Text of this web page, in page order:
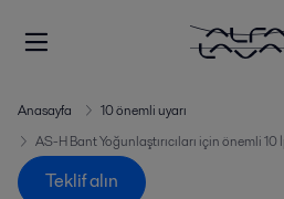
Anasayfa
10 önemli uyarı
AS-H Bant Yoğunlaştırıcıları için önemli 10
Teklif alın